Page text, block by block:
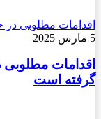
اقدامات مطلوبی
5 مارس 2025
اقدامات
گرفته است